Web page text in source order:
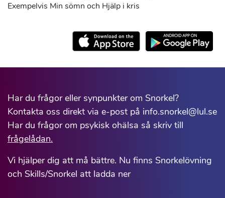
Exempelvis Min sömn och Hjälp i kris
Har du frågor eller synpunkter om Snorkel?
Kontakta oss direkt via e-post på info.snorkel@lul.se
Har du frågor om psykisk ohälsa så skriv till
frågelådan.
Vi hjälper dig att må bättre. Nu finns Snorkelövning
och Skills/Snorkel att ladda ner